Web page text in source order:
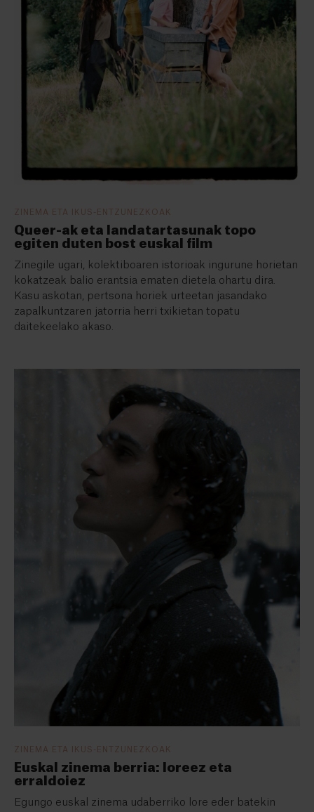
ZINEMA ETA IKUS-ENTZUNEZKOAK
Queer-ak eta landatartasunak topo
egiten duten bost euskal film
Zinegile ugari, kolektiboaren istorioak ingurune horietan
kokatzeak balio erantsia ematen dietela ohartu dira.
Kasu askotan, pertsona horiek urteetan jasandako
zapalkuntzaren jatorria herri txikietan topatu
daitekeelako akaso.
ZINEMA ETA IKUS-ENTZUNEZKOAK
Euskal zinema berria: loreez eta
erraldoiez
Egungo euskal zinema udaberriko lore eder batekin